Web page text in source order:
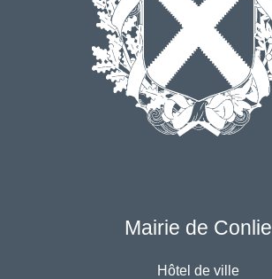
Mairie de Conlie
Hôtel de ville